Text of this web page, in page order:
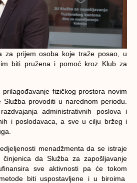
za prijem osoba koje traže posao, u
biti pružena i pomoć kroz Klub za
fizičkog prostora novim
provoditi u narednom periodu.
administrativnih poslova i
i poslodavaca, a sve u cilju bržeg i
menadžmenta da se istraje
da Služba za zapošljavanje
sve aktivnosti pa će tokom
biti uspostavljene i u biroima